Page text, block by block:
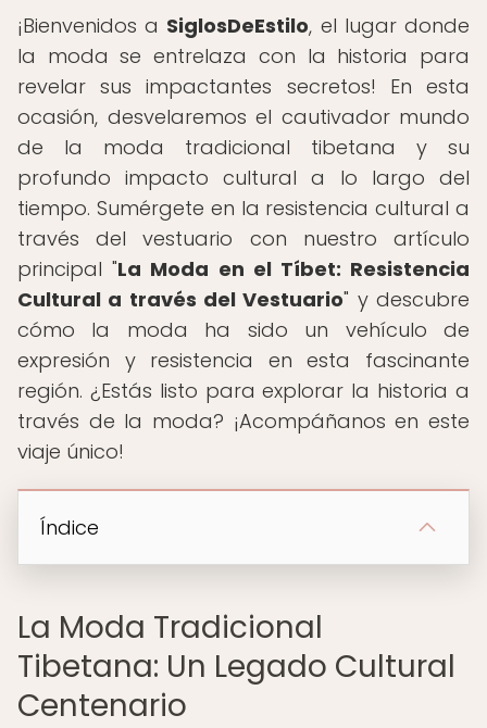
¡Bienvenidos a SiglosDeEstilo, el lugar donde
la moda se entrelaza con la historia para
revelar sus impactantes secretos! En esta
ocasión, desvelaremos el cautivador mundo
de la moda tradicional tibetana y su
profundo impacto cultural a lo largo del
tiempo. Sumérgete en la resistencia cultural a
través del vestuario con nuestro artículo
principal "La Moda en el Tíbet: Resistencia
Cultural a través del Vestuario" y descubre
cómo la moda ha sido un vehículo de
expresión y resistencia en esta fascinante
región. ¿Estás listo para explorar la historia a
través de la moda? ¡Acompáñanos en este
viaje único!
Índice
La Moda Tradicional
Tibetana: Un Legado Cultural
Centenario